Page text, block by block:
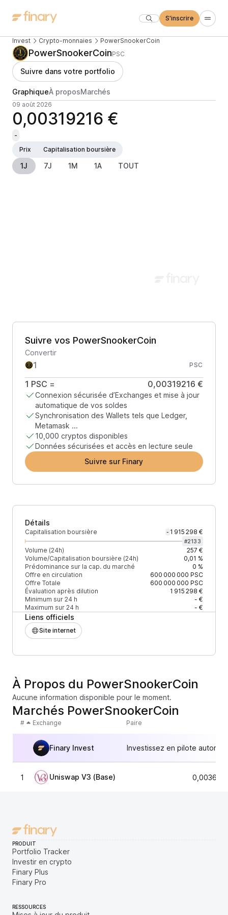
S'inscrire
Invest Crypto-monnaies PowerSnookerCoin
PowerSnookerCoinPSC
Suivre dans votre portfolio
GraphiqueÀ proposMarchés
09 août 2026
0,00319216 €
-
Prix
Capitalisation boursière
1J 7J 1M 1A TOUT
Suivre vos PowerSnookerCoin
Convertir
PSC
1 PSC = 0,00319216 €
Connexion sécurisée d’Exchanges et mise à jour
automatique de vos soldes
Synchronisation des Wallets tels que Ledger,
Metamask ...
10,000 cryptos disponibles
Données sécurisées et accès en lecture seule
Suivre sur Finary
Détails
Capitalisation boursière - 1 915 298 €
#2133
Volume (24h)
257 €
Volume/Capitalisation boursière (24h)
0,01 %
Prédominance sur la cap. du marché
0 %
Offre en circulation
600 000 000 PSC
Offre Totale
600 000 000 PSC
Évaluation après dilution
1 915 298 €
Minimum sur 24 h
- €
Maximum sur 24 h
- €
Liens officiels
Site internet
À Propos du PowerSnookerCoin
Aucune information disponible pour le moment.
Marchés PowerSnookerCoin
# Exchange Paire
Finary Invest Investissez en pilote
1 Uniswap V3 (Base)
PRODUIT
Portfolio Tracker
Investir en crypto
Finary Plus
Finary Pro
RESSOURCES